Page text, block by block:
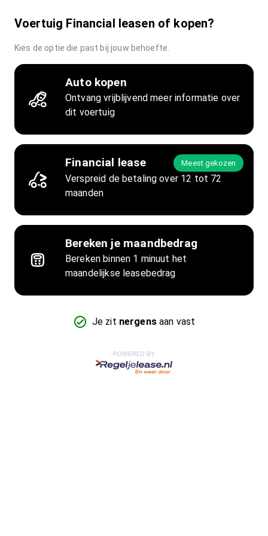
Voertuig Financial leasen of kopen?
Kies de optie die past bij jouw behoefte.
Auto kopen
Ontvang vrijblijvend meer informatie over
dit voertuig
Financial lease Meest gekozen
Verspreid de betaling over 12 tot 72
maanden
Bereken je maandbedrag
Bereken binnen 1 minuut het
maandelijkse leasebedrag
Je zit nergensaan vast